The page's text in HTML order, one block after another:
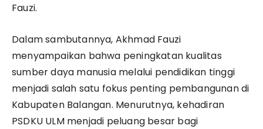
Fauzi.
Dalam sambutannya, Akhmad Fauzi
menyampaikan bahwa peningkatan kualitas
sumber daya manusia melalui pendidikan tinggi
menjadi salah satu fokus penting pembangunan di
Kabupaten Balangan. Menurutnya, kehadiran
PSDKU ULM menjadi peluang besar bagi